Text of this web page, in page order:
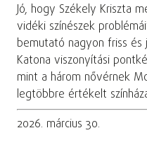
Jó, hogy Székely Kriszta
vidéki színészek
bemutató nagyon friss
Katona viszonyítási
mint a három nővérnek
legtöbbre értékelt
2026. március 30.